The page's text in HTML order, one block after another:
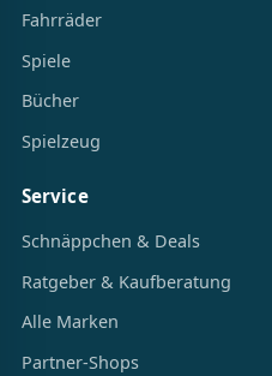
Fahrräder
Spiele
Bücher
Spielzeug
Service
Schnäppchen & Deals
Ratgeber & Kaufberatung
Alle Marken
Partner-Shops